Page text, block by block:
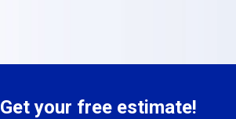
Get your free estimate!